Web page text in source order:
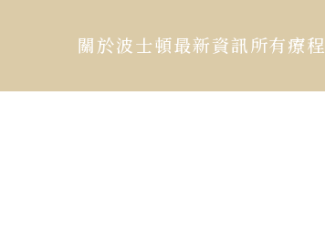
關於波士頓最新資訊所有療程